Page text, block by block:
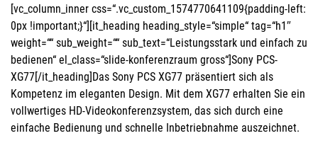
[vc_column_inner css=“.vc_custom_1574770641109{padding-left:
0px !important;}“][it_heading heading_style=“simple“ tag=“h1″
weight=““ sub_weight=““ sub_text=“Leistungsstark und einfach zu
bedienen“ el_class=“slide-konferenzraum gross“]Sony PCS-
XG77[/it_heading]Das Sony PCS XG77 präsentiert sich als
Kompetenz im eleganten Design. Mit dem XG77 erhalten Sie ein
vollwertiges HD-Videokonferenzsystem, das sich durch eine
einfache Bedienung und schnelle Inbetriebnahme auszeichnet.